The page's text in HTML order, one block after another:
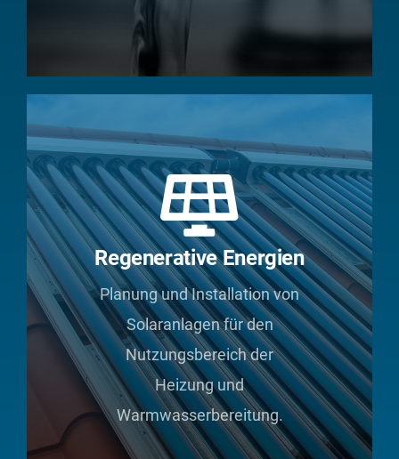
Regenerative Energien
Planung und Installation von
Solaranlagen für den
Nutzungsbereich der
Heizung und
Warmwasserbereitung.